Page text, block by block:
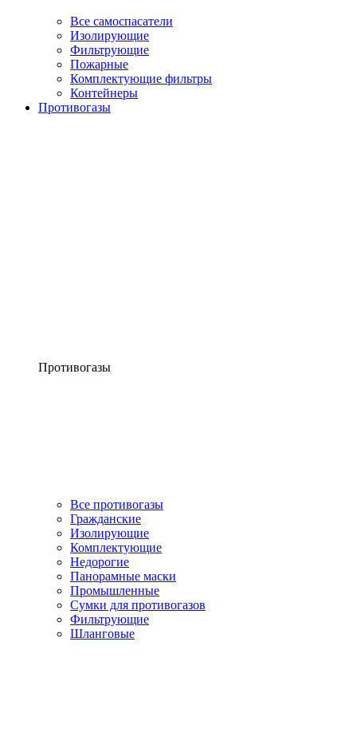
Все самоспасатели
Изолирующие
Фильтрующие
Пожарные
Комплектующие фильтры
Контейнеры
Противогазы
Противогазы
Все противогазы
Гражданские
Изолирующие
Комплектующие
Недорогие
Панорамные маски
Промышленные
Сумки для противогазов
Фильтрующие
Шланговые